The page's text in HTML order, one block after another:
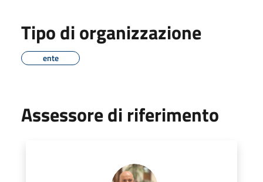
Tipo di organizzazione
ente
Assessore di riferimento